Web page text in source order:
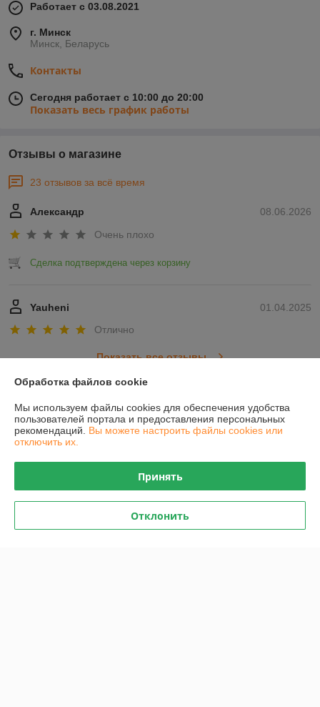
Работает с 03.08.2021
г. Минск
Минск, Беларусь
Контакты
Сегодня работает с 10:00 до 20:00
Показать весь график работы
Отзывы о магазине
23 отзывов за всё время
08.06.2026
Александр
Очень плохо
Сделка подтверждена через корзину
01.04.2025
Yauheni
Отлично
Показать все отзывы
О нас
Контакты
График работы
Обработка файлов cookie
Мы используем файлы cookies для обеспечения удобства
пользователей портала и предоставления персональных
рекомендаций. Вы можете настроить файлы cookies или
отключить их.
Принять
Отклонить